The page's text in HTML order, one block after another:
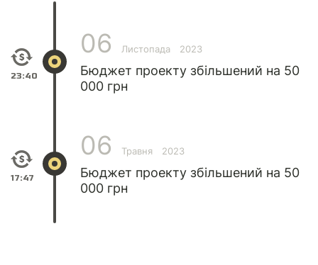
23:40
06 Листопада 2023
Бюджет проекту збільшений на 50
000 грн
17:47
06 Травня 2023
Бюджет проекту збільшений на 50
000 грн